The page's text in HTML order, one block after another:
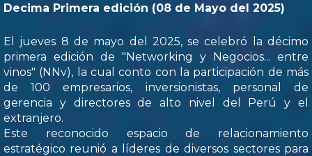
Decima Primera edición (08 de Mayo del 2025)
El jueves 8 de mayo del 2025, se celebró la décimo
primera edición de "Networking y Negocios... entre
vinos" (NNv), la cual conto con la participación de más
de 100 empresarios, inversionistas, personal de
gerencia y directores de alto nivel del Perú y el
extranjero.
Este reconocido espacio de relacionamiento
estratégico reunió a líderes de diversos sectores para